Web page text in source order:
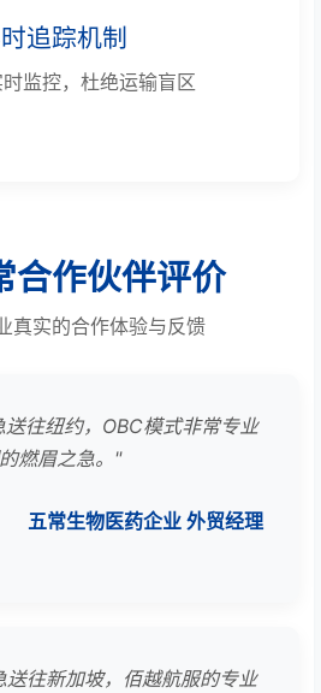
追踪机制
监控，杜绝运输盲区
合作伙伴评价
真实的合作体验与反馈
往纽约，OBC模式非常专业
燃眉之急。"
五常生物医药企业 外贸经理
送往新加坡，佰越航服的专业